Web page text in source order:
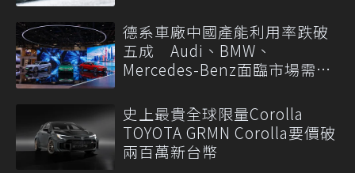
德系車廠中國產能利用率跌破
五成 Audi、BMW、
Mercedes-Benz面臨市場需求
史上最貴全球限量Corolla
TOYOTA GRMN Corolla要價破
兩百萬新台幣